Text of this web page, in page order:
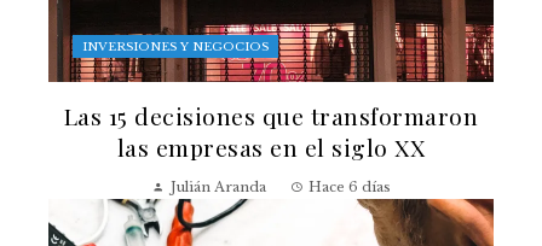
INVERSIONES Y NEGOCIOS
Las 15 decisiones que transformaron
las empresas en el siglo XX
Julián Aranda Hace 6 días